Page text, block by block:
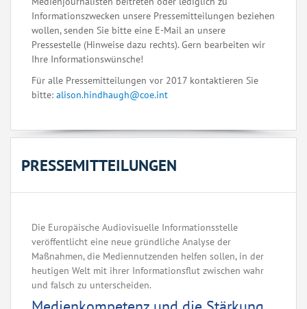
Informationszwecken unsere Pressemitteilungen beziehen
wollen, senden Sie bitte eine E-Mail an unsere
Pressestelle (Hinweise dazu rechts). Gern bearbeiten wir
Ihre Informationswünsche!
Für alle Pressemitteilungen vor 2017 kontaktieren Sie
bitte: alison.hindhaugh@coe.int
PRESSEMITTEILUNGEN
Die Europäische Audiovisuelle Informationsstelle
veröffentlicht eine neue gründliche Analyse der
Maßnahmen, die Mediennutzenden helfen sollen, in der
heutigen Welt mit ihrer Informationsflut zwischen wahr
und falsch zu unterscheiden.